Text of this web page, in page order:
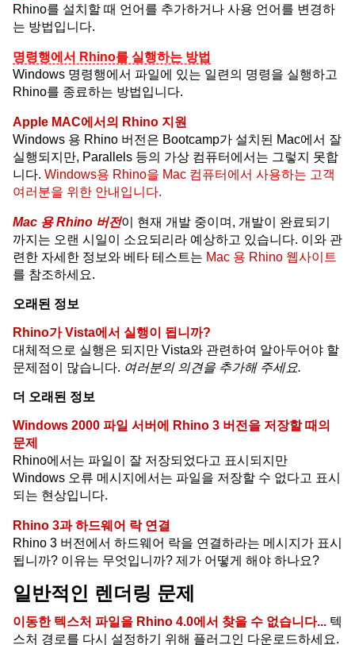
Rhino를 설치할 때 언어를 추가하거나 사용 언어를 변경하
는 방법입니다.
명령행에서 Rhino를 실행하는 방법
Windows 명령행에서 파일에 있는 일련의 명령을 실행하고
Rhino를 종료하는 방법입니다.
Apple MAC에서의 Rhino 지원
Windows 용 Rhino 버전은 Bootcamp가 설치된 Mac에서 잘
실행되지만, Parallels 등의 가상 컴퓨터에서는 그렇지 못합
니다. Windows용 Rhino을 Mac 컴퓨터에서 사용하는 고객
여러분을 위한 안내입니다.
Mac 용 Rhino 버전이 현재 개발 중이며, 개발이 완료되기
까지는 오랜 시일이 소요되리라 예상하고 있습니다. 이와 관
련한 자세한 정보와 베타 테스트는 Mac 용 Rhino 웹사이트
를 참조하세요.
오래된 정보
Rhino가 Vista에서 실행이 됩니까?
대체적으로 실행은 되지만 Vista와 관련하여 알아두어야 할
문제점이 많습니다. 여러분의 의견을 추가해 주세요.
더 오래된 정보
Windows 2000 파일 서버에 Rhino 3 버전을 저장할 때의
문제
Rhino에서는 파일이 잘 저장되었다고 표시되지만
Windows 오류 메시지에서는 파일을 저장할 수 없다고 표시
되는 현상입니다.
Rhino 3과 하드웨어 락 연결
Rhino 3 버전에서 하드웨어 락을 연결하라는 메시지가 표시
됩니까? 이유는 무엇입니까? 제가 어떻게 해야 하나요?
일반적인 렌더링 문제
이동한 텍스처 파일을 Rhino 4.0에서 찾을 수 없습니다... 텍
스처 경로를 다시 설정하기 위해 플러그인 다운로드하세요.